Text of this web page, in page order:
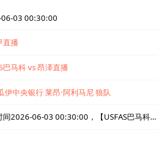
06-03 00:30:00
直播
巴马科 vs 昂泽直播
伊中央银行莱昂·阿利马尼狼队
【直播内容】：北京时间2026-06-03 00:30:00，【USFAS巴马科vs昂泽】直播准时在线播放，喜欢看比赛的朋友可以提前收藏本页面以免错过直播。盈点直播网_足球直播还为您在本页面索引了相关直播、USFAS巴马科直播、昂泽直播的近期比赛列表以及两队历史交锋、两队赛程。